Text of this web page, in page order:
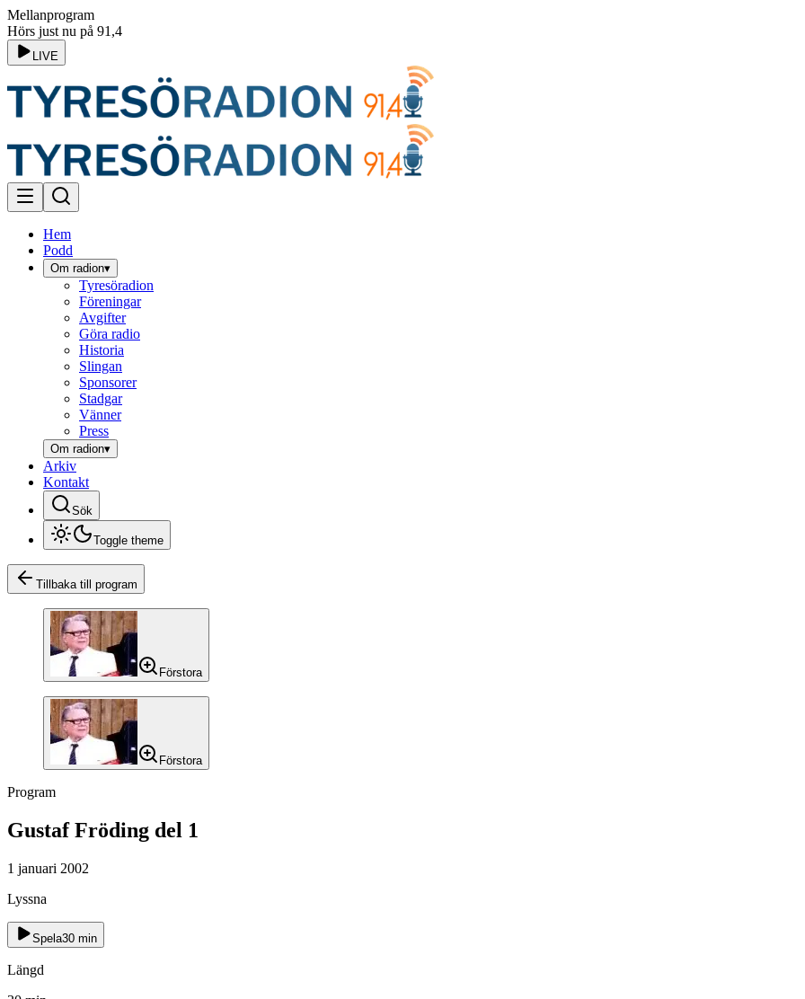
Mellanprogram
Hörs just nu på 91,4
LIVE
Hem
Podd
Om radion▾
Tyresöradion
Föreningar
Avgifter
Göra radio
Historia
Slingan
Sponsorer
Stadgar
Vänner
Press
Om radion▾
Arkiv
Kontakt
Sök
Toggle theme
Tillbaka till program
Förstora
Förstora
Program
Gustaf Fröding del 1
1 januari 2002
Lyssna
Spela30 min
Längd